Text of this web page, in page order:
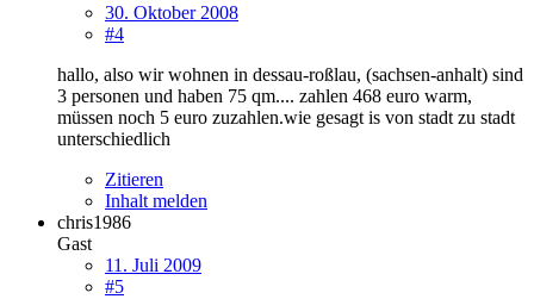
30. Oktober 2008
#4
hallo, also wir wohnen in dessau-roßlau, (sachsen-anhalt) sind
3 personen und haben 75 qm.... zahlen 468 euro warm,
müssen noch 5 euro zuzahlen.wie gesagt is von stadt zu stadt
unterschiedlich
Zitieren
Inhalt melden
chris1986
Gast
11. Juli 2009
#5